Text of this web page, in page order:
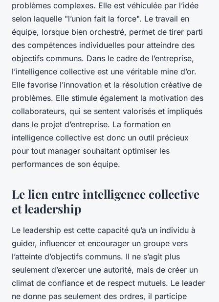
problèmes complexes. Elle est véhiculée par l’idée
selon laquelle "l’union fait la force". Le travail en
équipe, lorsque bien orchestré, permet de tirer parti
des compétences individuelles pour atteindre des
objectifs communs. Dans le cadre de l’entreprise,
l’intelligence collective est une véritable mine d’or.
Elle favorise l’innovation et la résolution créative de
problèmes. Elle stimule également la motivation des
collaborateurs, qui se sentent valorisés et impliqués
dans le projet d’entreprise. La formation en
intelligence collective est donc un outil précieux
pour tout manager souhaitant optimiser les
performances de son équipe.
Le lien entre intelligence collective
et leadership
Le leadership est cette capacité qu’a un individu à
guider, influencer et encourager un groupe vers
l’atteinte d’objectifs communs. Il ne s’agit plus
seulement d’exercer une autorité, mais de créer un
climat de confiance et de respect mutuels. Le leader
ne donne pas seulement des ordres, il participe